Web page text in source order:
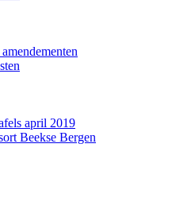
april 2019
Beekse Bergen